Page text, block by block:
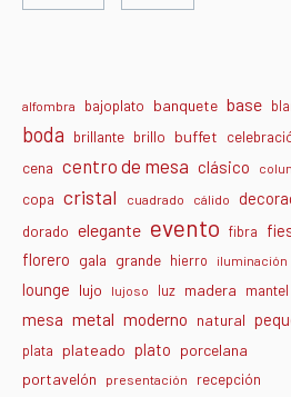
alfombra bajoplato banquete base
boda brillante brillo buffet
cena centro de mesa clásico
copa cristal cuadrado cálido
dorado elegante evento fibra
florero gala grande hierro iluminación
lounge lujo lujoso luz madera mantel
mesa metal moderno natural
plata plateado plato porcelana
portavelón
presentación recepción